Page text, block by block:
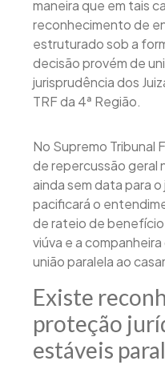
maneira que em tais
reconhecimento de
estruturado sob a
decisão provém de
jurisprudência dos
TRF da 4ª Região.
No Supremo
de repercussão geral
ainda sem data para
pacificará o
de rateio de
viúva e a
união paralela ao
Existe
proteção
estáveis